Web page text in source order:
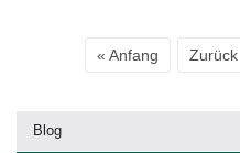
« Anfang Zurück
Blog